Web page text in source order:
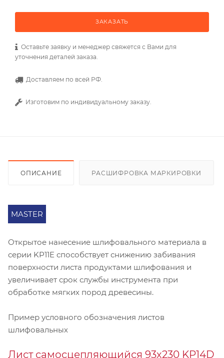
ЗАКАЗАТЬ
Оставьте заявку и менеджер свяжется с Вами для
уточнения деталей заказа.
Доставляем по всей РФ.
Изготовим по индивидуальному заказу.
ОПИСАНИЕ РАСШИФРОВКА МАРКИРОВКИ
MASTER
Открытое нанесение шлифовального материала в
серии KP11E способствует снижению забивания
поверхности листа продуктами шлифования и
увеличивает срок службы инструмента при
обработке мягких пород древесины.
Пример условного обозначения листов
шлифовальных
Лист самосцепляющийся 93х230 KP14D